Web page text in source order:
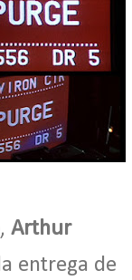
, Arthur
entrega de